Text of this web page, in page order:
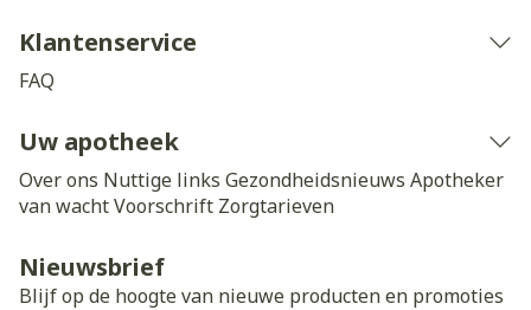
Klantenservice
FAQ
Uw apotheek
Over ons Nuttige links Gezondheidsnieuws Apotheker
van wachtVoorschrift Zorgtarieven
Nieuwsbrief
Blijf op de hoogte van nieuwe producten en promoties